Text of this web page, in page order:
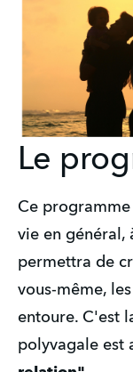
Le
Ce
vie en général,
permettra de
vous-même,
entoure. C'est
polyvagale est